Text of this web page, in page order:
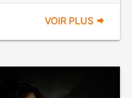
VOIR PLUS